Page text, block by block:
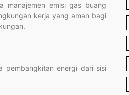
manajemen emisi gas buang
kerja yang aman bagi
pembangkitan energi dari sisi